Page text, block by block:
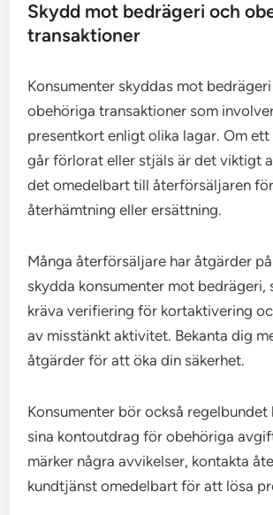
Skydd mot bedrägeri och
transaktioner
Konsumenter skyddas mot
obehöriga transaktioner som
presentkort enligt olika lagar. Om
går förlorat eller stjäls är det viktigt
det omedelbart till återförsäljaren
återhämtning eller ersättning.
Många återförsäljare har åtgärder
skydda konsumenter mot bedrägeri,
kräva verifiering för kortaktivering
av misstänkt aktivitet. Bekanta dig
åtgärder för att öka din säkerhet.
Konsumenter bör också regelbundet
sina kontoutdrag för obehöriga
märker några avvikelser, kontakta
kundtjänst omedelbart för att lösa